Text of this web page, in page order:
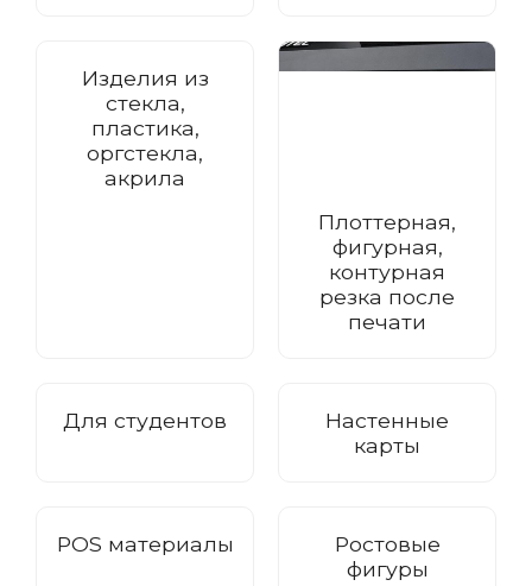
Изделия из
стекла,
пластика,
оргстекла,
акрила
Плоттерная,
фигурная,
контурная
резка после
печати
Для студентов
Настенные
карты
POS материалы
Ростовые
фигуры